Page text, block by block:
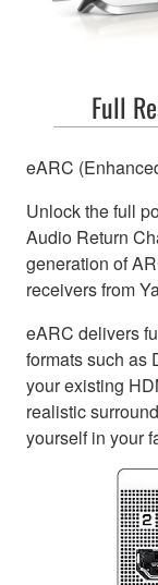
Full
eARC
Unlock the full
Audio Return
generation of
receivers from
eARC delivers
formats such as
your existing
realistic
yourself in your